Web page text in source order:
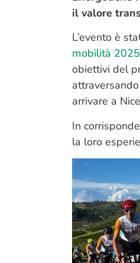
il valore
L’evento è
mobilità 2025
obiettivi del
arrivare a
In
la loro